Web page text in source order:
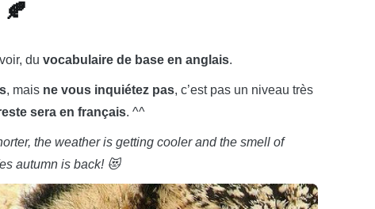
du vocabulaire de base en anglais.
, mais ne vous inquiétez pas, c’est pas un niveau très
sera en français. ^^
the weather is getting cooler and the smell of
autumn is back! 😻